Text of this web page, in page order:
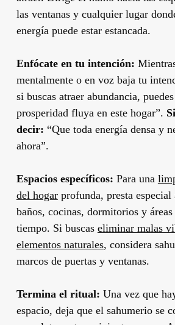
las ventanas y cualquier lugar
energía puede estar estancada.
Enfócate en tu intención:
mentalmente o en voz baja tu
si buscas atraer abundancia,
prosperidad fluya en este hogar”.
decir: “Que toda energía densa y
ahora”.
Espacios específicos: Para una
del hogarprofunda, presta especial
baños, cocinas, dormitorios y áreas
tiempo. Si buscas eliminar malas
elementos naturales, considera
marcos de puertas y ventanas.
Termina el ritual: Una vez que
espacio, deja que el sahumerio se